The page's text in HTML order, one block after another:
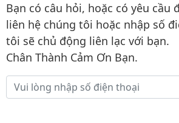
Bạn có câu hỏi, hoặc có yêu cầu
liên hệ chúng tôi hoặc nhập số
tôi sẽ chủ động liên lạc với bạn.
Chân Thành Cảm Ơn Bạn.